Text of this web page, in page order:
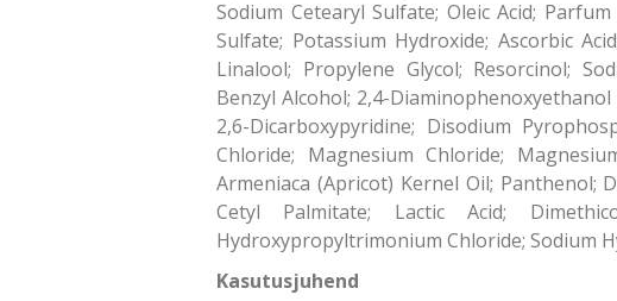
Sodium Cetearyl Sulfate; Oleic Acid;
Sulfate; Potassium Hydroxide; Ascorbic
Linalool; Propylene Glycol; Resorcinol;
Benzyl Alcohol; 2,4-
2,6-Dicarboxypyridine; Disodium
Chloride; Magnesium Chloride;
Armeniaca (Apricot) Kernel Oil; Panthenol;
Cetyl Palmitate; Lactic Acid;
Hydroxypropyltrimonium Chloride; Sodium
Kasutusjuhend